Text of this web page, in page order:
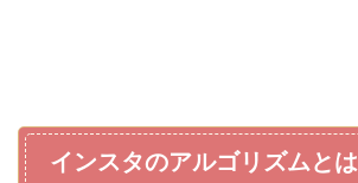
インスタのアルゴリズムとは